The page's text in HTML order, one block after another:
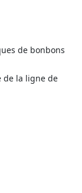
de bonbons
de la ligne de